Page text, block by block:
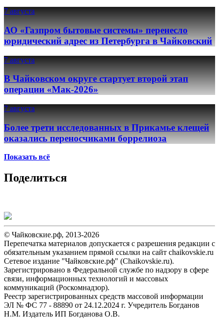
7 августа
АО «Газпром бытовые системы» перенесло
юридический адрес из Петербурга в Чайковский
7 августа
В Чайковском округе стартует второй этап
операции «Мак-2026»
7 августа
Более трети исследованных в Прикамье клещей
оказались переносчиками боррелиоза
Показать всё
Поделиться
© Чайковские.рф, 2013-2026
Перепечатка материалов допускается с разрешения редакции с
обязательным указанием прямой ссылки на сайт chaikovskie.ru
Сетевое издание "Чайковские.рф" (Chaikovskie.ru).
Зарегистрировано в Федеральной службе по надзору в сфере
связи, информационных технологий и массовых
коммуникаций (Роскомнадзор).
Реестр зарегистрированных средств массовой информации
ЭЛ № ФС 77 - 88890 от 24.12.2024 г. Учредитель Богданов
Н.М. Издатель ИП Богданова О.В.